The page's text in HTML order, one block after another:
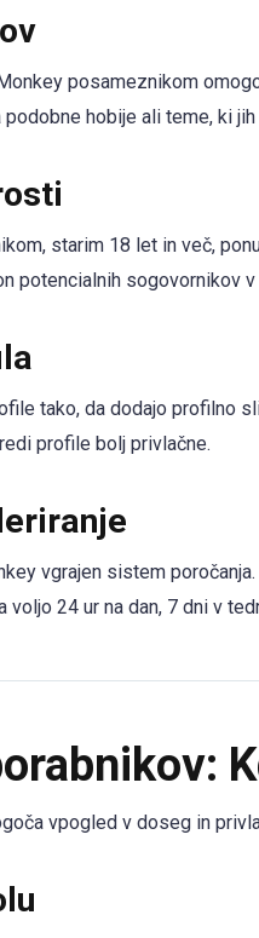
posameznikom
hobije ali teme, ki jih
starim 18 let in več,
potencialnih sogovornikov
tako, da dodajo profilno
profile bolj privlačne.
vgrajen sistem
24 ur na dan, 7 dni v
vpogled v doseg in